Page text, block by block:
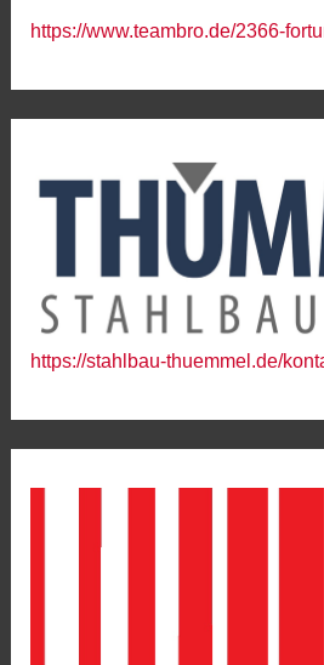
https://www.teambro.de/2366-
https://stahlbau-thuemmel.de/